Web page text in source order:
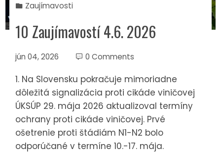
Zaujímavosti
10 Zaujímavostí 4.6. 2026
jún 04, 2026 0 Comments
1. Na Slovensku pokračuje mimoriadne
dôležitá signalizácia proti cikáde viničovej
ÚKSÚP 29. mája 2026 aktualizoval termíny
ochrany proti cikáde viničovej. Prvé
ošetrenie proti štádiám N1-N2 bolo
odporúčané v termíne 10.-17. mája.